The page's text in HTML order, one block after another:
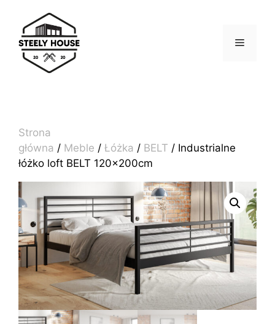
treści
MENU
Strona
główna / Meble / Łóżka / BELT / Industrialne
łóżko loft BELT 120x200cm